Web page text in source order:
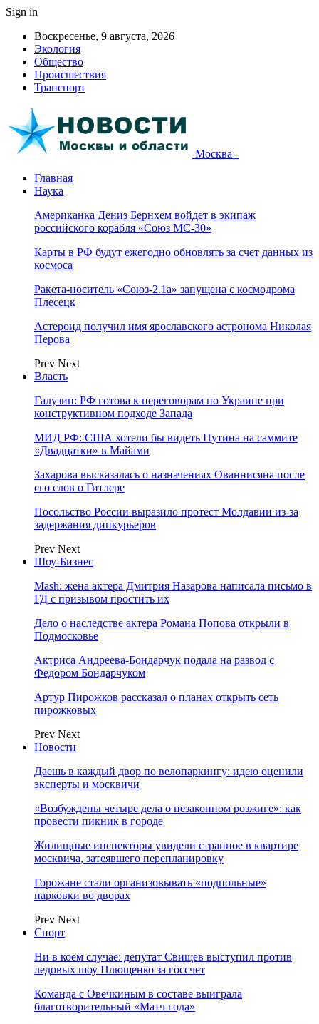
Sign in
Воскресенье, 9 августа, 2026
Экология
Общество
Происшествия
Транспорт
Москва -
Главная
Наука
Американка Дениз Бернхем войдет в экипаж
российского корабля «Союз МС-30»
Карты в РФ будут ежегодно обновлять за счет данных из
космоса
Ракета-носитель «Союз-2.1а» запущена с космодрома
Плесецк
Астероид получил имя ярославского астронома Николая
Перова
Prev Next
Власть
Галузин: РФ готова к переговорам по Украине при
конструктивном подходе Запада
МИД РФ: США хотели бы видеть Путина на саммите
«Двадцатки» в Майами
Захарова высказалась о назначениях Ованнисяна после
его слов о Гитлере
Посольство России выразило протест Молдавии из-за
задержания дипкурьеров
Prev Next
Шоу-Бизнес
Mash: жена актера Дмитрия Назарова написала письмо в
ГД с призывом простить их
Дело о наследстве актера Романа Попова открыли в
Подмосковье
Актриса Андреева-Бондарчук подала на развод с
Федором Бондарчуком
Артур Пирожков рассказал о планах открыть сеть
пирожковых
Prev Next
Новости
Даешь в каждый двор по велопаркингу: идею оценили
эксперты и москвичи
«Возбуждены четыре дела о незаконном розжиге»: как
провести пикник в городе
Жилищные инспекторы увидели странное в квартире
москвича, затеявшего перепланировку
Горожане стали организовывать «подпольные»
парковки во дворах
Prev Next
Спорт
Ни в коем случае: депутат Свищев выступил против
ледовых шоу Плющенко за госсчет
Команда с Овечкиным в составе выиграла
благотворительный «Матч года»